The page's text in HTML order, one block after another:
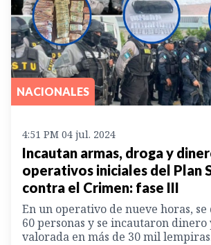
NACIONALES
4:51 PM 04 jul. 2024
Incautan armas, droga y
operativos iniciales del Plan
contra el Crimen: fase III
En un operativo de nueve horas,
60 personas y se incautaron
valorada en más de 30 mil